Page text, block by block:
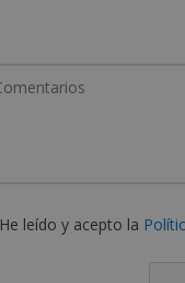
He leído y acepto la